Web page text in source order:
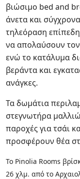
βιώσιμο bed and
άνετα και
τηλεόραση
να απολαύσουν
ενώ το κατάλυμα
βεράντα και
ανάγκες.
Τα δωμάτια
στεγνωτήρα
παροχές για τσάι
προσφέρουν θέα
Το Pinolia Rooms
26 χλμ. από το